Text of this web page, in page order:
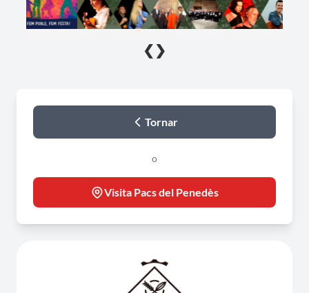
❮ ❯
Tornar
o
Visita Pacs del Penedès